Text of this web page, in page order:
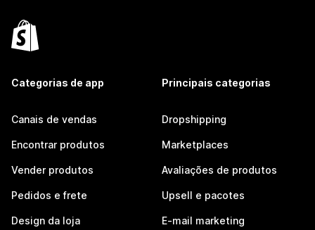
Categorias de app
Canais de vendas
Encontrar produtos
Vender produtos
Pedidos e frete
Design da loja
Principais categorias
Dropshipping
Marketplaces
Avaliações de produtos
Upsell e pacotes
E-mail marketing